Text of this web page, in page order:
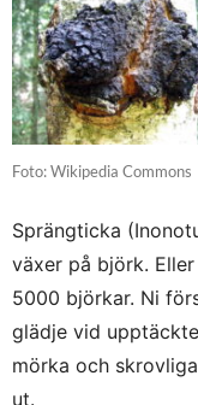
Foto: Wikipedia Commons
Sprängticka
växer på björk.
5000 björkar. Ni
glädje vid
mörka och
ut.